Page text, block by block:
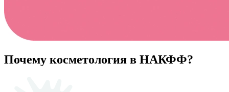
Почему косметология в НАКФФ?